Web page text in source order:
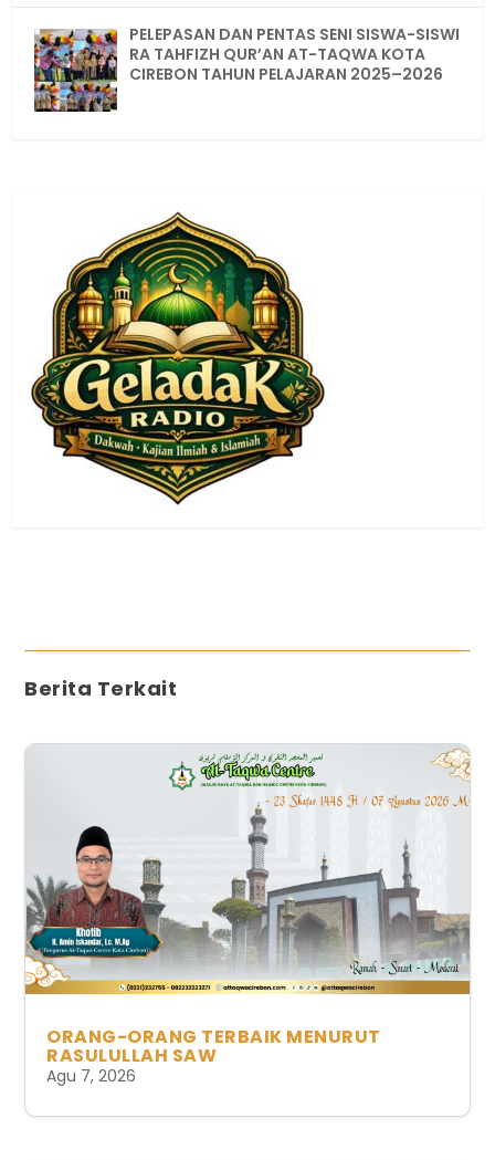
PELEPASAN DAN PENTAS SENI SISWA-SISWI
RA TAHFIZH QUR’AN AT-TAQWA KOTA
CIREBON TAHUN PELAJARAN 2025–2026
Berita Terkait
ORANG-ORANG TERBAIK MENURUT
RASULULLAH SAW
Agu 7, 2026